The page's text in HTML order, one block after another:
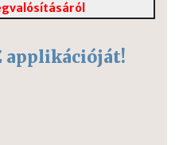
applikációját!